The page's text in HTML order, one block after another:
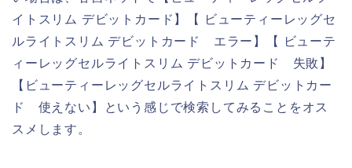
イトスリム デビットカード】【 ビューティーレッグセ
ルライトスリム デビットカード エラー】【 ビューテ
ィーレッグセルライトスリム デビットカード 失敗】
【ビューティーレッグセルライトスリム デビットカー
ド 使えない】という感じで検索してみることをオス
スメします。